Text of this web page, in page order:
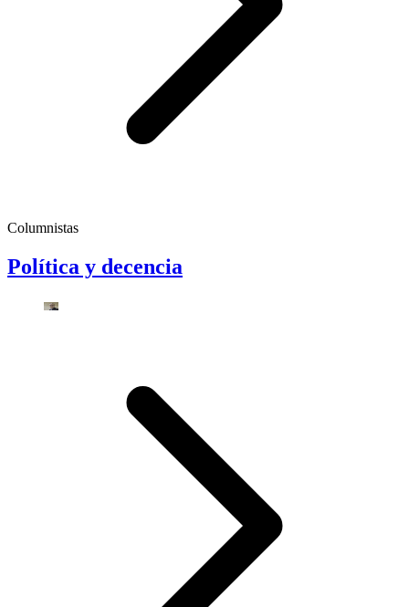
Columnistas
Política y decencia